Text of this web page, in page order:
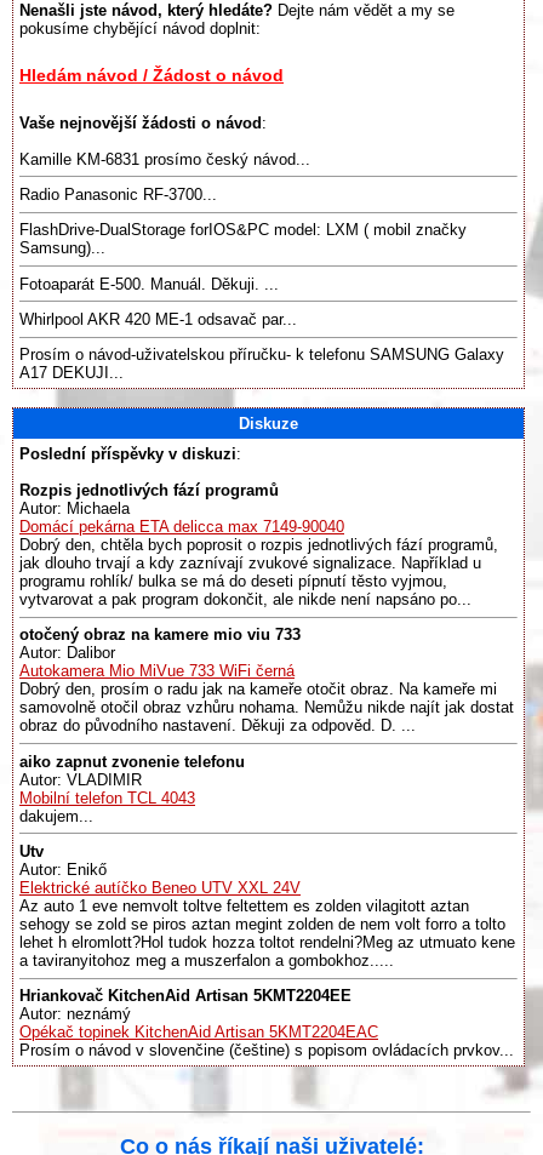
Nenašli jste návod, který hledáte? Dejte nám vědět a my se
pokusíme chybějící návod doplnit:
Hledám návod / Žádost o návod
Vaše nejnovější žádosti o návod :
Kamille KM-6831 prosímo český návod...
Radio Panasonic RF-3700...
FlashDrive-DualStorage forIOS&PC model: LXM ( mobil značky
Samsung)...
Fotoaparát E-500. Manuál. Děkuji. ...
Whirlpool AKR 420 ME-1 odsavač par...
Prosím o návod-uživatelskou příručku- k telefonu SAMSUNG Galaxy
A17 DEKUJI...
Diskuze
Poslední příspěvky v diskuzi:
Rozpis jednotlivých fází programů
Autor: Michaela
Domácí pekárna ETA delicca max 7149-90040
Dobrý den, chtěla bych poprosit o rozpis jednotlivých fází programů,
jak dlouho trvají a kdy zaznívají zvukové signalizace. Například u
programu rohlík/ bulka se má do deseti pípnutí těsto vyjmou,
vytvarovat a pak program dokončit, ale nikde není napsáno po...
otočený obraz na kamere mio viu 733
Autor: Dalibor
Autokamera Mio MiVue 733 WiFi černá
Dobrý den, prosím o radu jak na kameře otočit obraz. Na kameře mi
samovolně otočil obraz vzhůru nohama. Nemůžu nikde najít jak dostat
obraz do původního nastavení. Děkuji za odpověd. D. ...
aiko zapnut zvonenie telefonu
Autor: VLADIMIR
Mobilní telefon TCL 4043
dakujem...
Utv
Autor: Enikő
Elektrické autíčko Beneo UTV XXL 24V
Az auto 1 eve nemvolt toltve feltettem es zolden vilagitott aztan
sehogy se zold se piros aztan megint zolden de nem volt forro a tolto
lehet h elromlott?Hol tudok hozza toltot rendelni?Meg az utmuato kene
a taviranyitohoz meg a muszerfalon a gombokhoz.....
Hriankovač KitchenAid Artisan 5KMT2204EE
Autor: neznámý
Opékač topinek KitchenAid Artisan 5KMT2204EAC
Prosím o návod v slovenčine (češtine) s popisom ovládacích prvkov...
Co o nás říkají naši uživatelé: